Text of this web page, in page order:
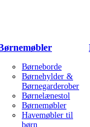
Børneborde
Børnehylder &
Børnegarderober
Børnelænestol
Børnemøbler
Havemøbler til
børn